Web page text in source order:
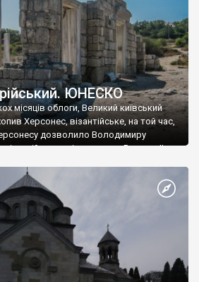
ЮНЕСКО
місяців облоги, Великий київський
Херсонес, візантійське, на той час,
дозволило Володимиру
імператору Василю ІІ, та
язичник, став Василем-християнином.
Русі. На честь Херсонесу Таврійського